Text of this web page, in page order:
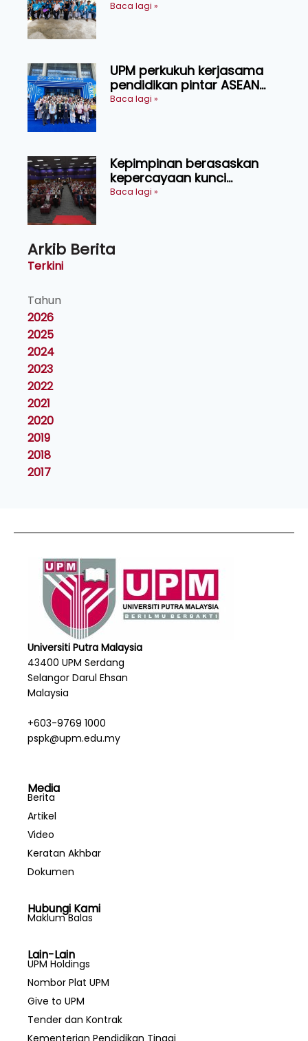
Orang Asli Tasik Chini
Baca lagi »
UPM perkukuh kerjasama
pendidikan pintar ASEAN
menerusi lawatan rasmi ke
Baca lagi »
Kepimpinan berasaskan
kepercayaan kunci
kecemerlangan institusi -
Baca lagi »
Arkib Berita
Terkini
Tahun
2026
2025
2024
2023
2022
2021
2020
2019
2018
2017
Universiti Putra Malaysia
43400 UPM Serdang
Selangor Darul Ehsan
Malaysia
+603-9769 1000
pspk@upm.edu.my
Media
Berita
Artikel
Video
Keratan Akhbar
Dokumen
Hubungi Kami
Maklum Balas
Lain-Lain
UPM Holdings
Nombor Plat UPM
Give to UPM
Tender dan Kontrak